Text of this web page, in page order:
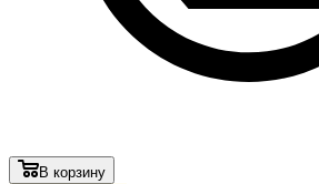
В корзину